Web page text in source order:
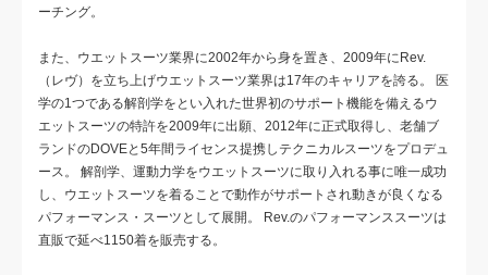
ーチング。
また、ウエットスーツ業界に2002年から身を置き、2009年にRev.
（レヴ）を立ち上げウエットスーツ業界は17年のキャリアを誇る。 医
学の1つである解剖学をとい入れた世界初のサポート機能を備えるウ
エットスーツの特許を2009年に出願、2012年に正式取得し、老舗ブ
ランドのDOVEと5年間ライセンス提携しテクニカルスーツをプロデュ
ース。 解剖学、運動力学をウエットスーツに取り入れる事に唯一成功
し、ウエットスーツを着ることで動作がサポートされ動きが良くなる
パフォーマンス・スーツとして展開。 Rev.のパフォーマンススーツは
直販で延べ1150着を販売する。